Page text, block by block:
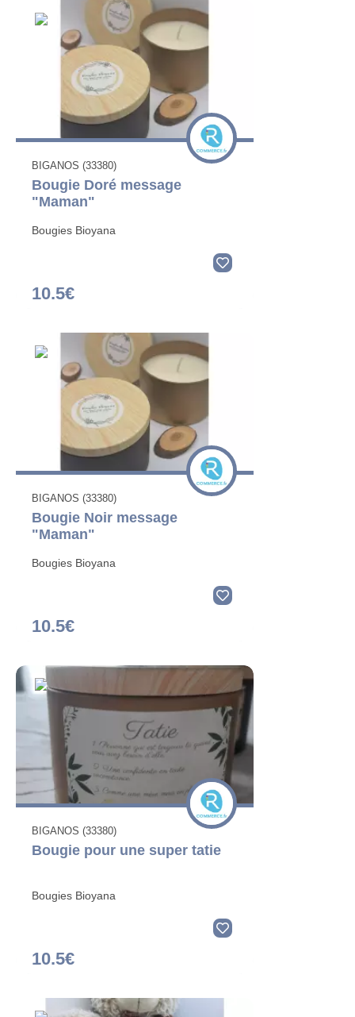
BIGANOS (33380)
Bougie Doré message
"Maman"
Bougies Bioyana
10.5€
BIGANOS (33380)
Bougie Noir message
"Maman"
Bougies Bioyana
10.5€
BIGANOS (33380)
Bougie pour une super tatie
Bougies Bioyana
10.5€